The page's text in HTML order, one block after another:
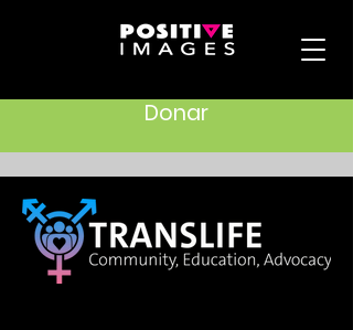
Donar